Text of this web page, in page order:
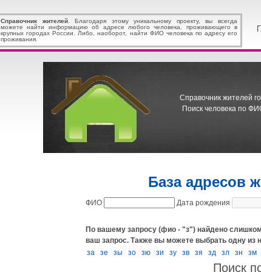
Справочник жителей. Благодаря этому уникальному проекту, вы всегда
можете найти информацию об адресе любого человека, проживающего в
крупных городах России. Либо, наоборот, найти ФИО человека по адресу его
проживания.
Справочник жителей
Поиск человека по
База адресов
ФИО Дата рождения
По вашему запросу (фио - "з") найдено
ваш запрос. Также вы можете выбрать одну из
за
зе зы зо зю зи зу зв зя зд зл зн зм
Поиск